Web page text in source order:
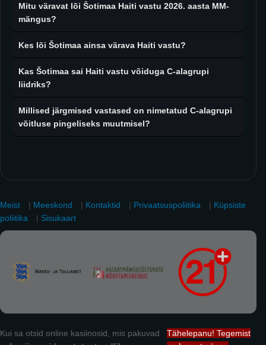
Mitu väravat lõi Šotimaa Haiti vastu 2026. aasta MM-
mängus?
Kes lõi Šotimaa ainsa värava Haiti vastu?
Kas Šotimaa sai Haiti vastu võiduga C-alagrupi
liidriks?
Millised järgmised vastased on nimetatud C-alagrupi
võitluse pingeliseks muutmisel?
Meist | Meeskond | Kontaktid | Privaatsuspoliitika | Küpsiste
poliitika
| Sisukaart
Kui sa otsid online kasiinosid, mis pakuvad
Tähelepanu! Tegemist